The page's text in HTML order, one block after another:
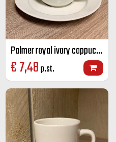
Palmer royal ivory cappuccino K+S ivoor 17,5 cl
€7,48p.st.